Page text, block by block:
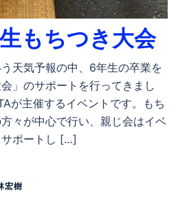
もちつき大会
天気予報の中、6年生の卒業を
」のサポートを行ってきまし
が主催するイベントです。もち
々が中心で行い、親じ会はイベ
サポートし […]
宏樹